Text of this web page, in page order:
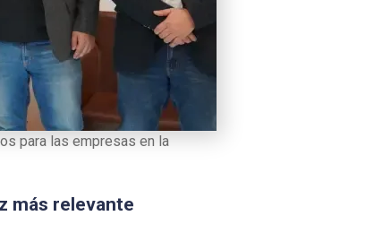
para las empresas en la
más relevante